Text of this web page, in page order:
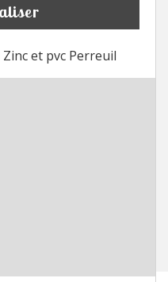
et pvc Perreuil